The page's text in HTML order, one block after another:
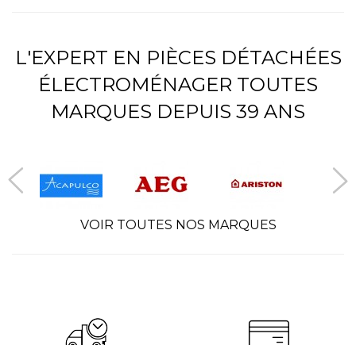
L'EXPERT EN PIÈCES DÉTACHÉES
ÉLECTROMÉNAGER TOUTES
MARQUES DEPUIS 39 ANS
VOIR TOUTES NOS MARQUES